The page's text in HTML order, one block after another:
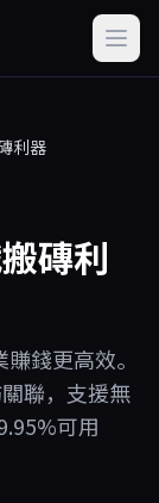
利器
磚利
錢更高效。
聯，支援無
可用